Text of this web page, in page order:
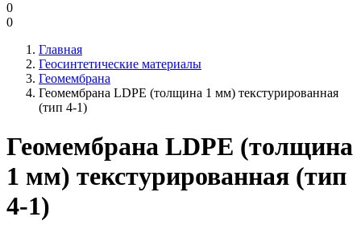
0
0
Главная
Геосинтетические материалы
Геомембрана
Геомембрана LDPE (толщина 1 мм) текстурированная
(тип 4-1)
Геомембрана LDPE (толщина
1 мм) текстурированная (тип
4-1)